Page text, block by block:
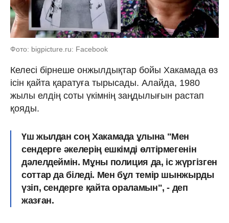
Фото: bigpicture.ru: Facebook
Келесі бірнеше онжылдықтар бойы Хакамада өз
ісін қайта қаратуға тырысады. Алайда, 1980
жылы елдің соты үкімнің заңдылығын растап
қояды.
Үш жылдан соң Хакамада ұлына "Мен
сендерге әкелерің ешкімді өлтірмегенін
дәлелдеймін. Мұны полиция да, іс жүргізген
соттар да біледі. Мен бұл темір шынжырды
үзіп, сендерге қайта ораламын", - деп
жазған.